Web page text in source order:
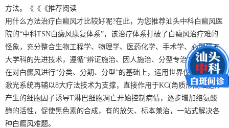
方法。《《《推荐阅读
用什么方法治疗白癜风才比较好呢?在此，为您推荐汕头中科白癜风医
院的“中科TSN白癜风康复体系”，该治疗体系打破了白癜风治疗难的
怪象，充分整合生物工程学、物理学、医药化学、手术学、心理学五
大学科的先进技术，遵循“辨证施治、因人施治、分型专治”的原则，
在对白癜风进行“分类、分期、分型”的基础上，运用世界仪器极速全
激光系统再辅以8大疗法技术为支撑，直接作用于KC(角质形成细胞)，
产生的细胞因子诱导T淋巴细胞凋亡开始控制病情，逐步增加络氨酸
酶的活性，促使黑色素的合成，有的放矢、标本兼治，一站式解决各
种白癜风难题。